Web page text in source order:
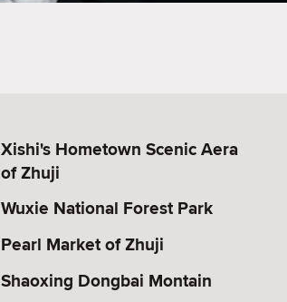
Xishi's Hometown Scenic Aera
of Zhuji
Wuxie National Forest Park
Pearl Market of Zhuji
Shaoxing Dongbai Montain